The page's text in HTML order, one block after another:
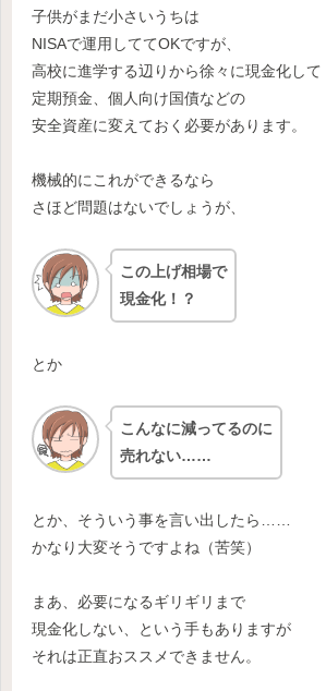
子供がまだ小さいうちは
NISAで運用しててOKですが、
高校に進学する辺りから徐々に現金化して
定期預金、個人向け国債などの
安全資産に変えておく必要があります。
機械的にこれができるなら
さほど問題はないでしょうが、
この上げ相場で
現金化！？
とか
こんなに減ってるのに
売れない……
とか、そういう事を言い出したら……
かなり大変そうですよね（苦笑）
まあ、必要になるギリギリまで
現金化しない、という手もありますが
それは正直おススメできません。